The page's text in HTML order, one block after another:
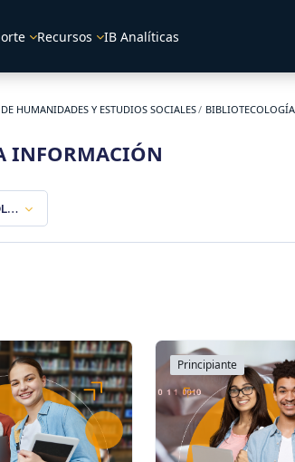
Recursos IB Analíticas
DE HUMANIDADES Y ESTUDIOS SOCIALES
INFORMACIÓN
Y ESTUDIOS DE LA INFORMACIÓN
Principiante